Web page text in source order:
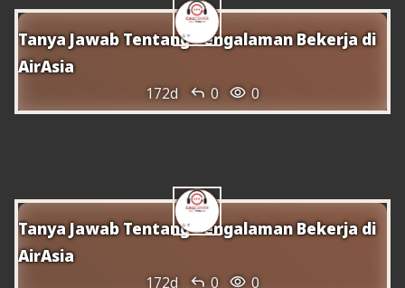
Tanya Jawab Tentang Pengalaman Bekerja di
AirAsia
172d  0  0
Tanya Jawab Tentang Pengalaman Bekerja di
AirAsia
172d  0  0